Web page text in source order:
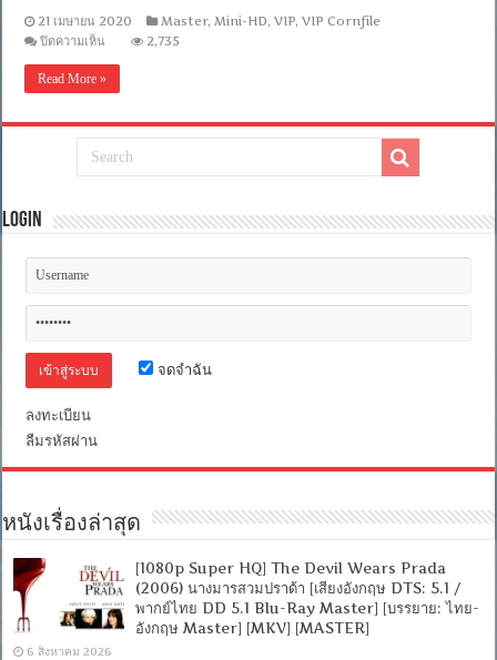
21 เมษายน 2020 Master, Mini-HD,VIP,VIP Cornfile
ปิดความเห็น
1080P]
Beautiful
the
เรื่อง
วัน
มาสเตอร์
เสียง
ไทย
[เสียง
ไทย
ซับ
ไทย
Master
Blu-
Ray
2,735
Read More »
Login
จดจำฉัน
ลงทะเบียน
ลืมรหัสผ่าน
หนังเรื่องล่าสุด
[1080p Super HQ] The Devil Wears Prada
(2006) นางมารสวมปราด้า [เสียงอังกฤษ DTS: 5.1 /
พากย์ไทย DD 5.1 Blu-Ray Master] [บรรยาย: ไทย-
อังกฤษ Master] [MKV] [MASTER]
6 สิงหาคม 2026